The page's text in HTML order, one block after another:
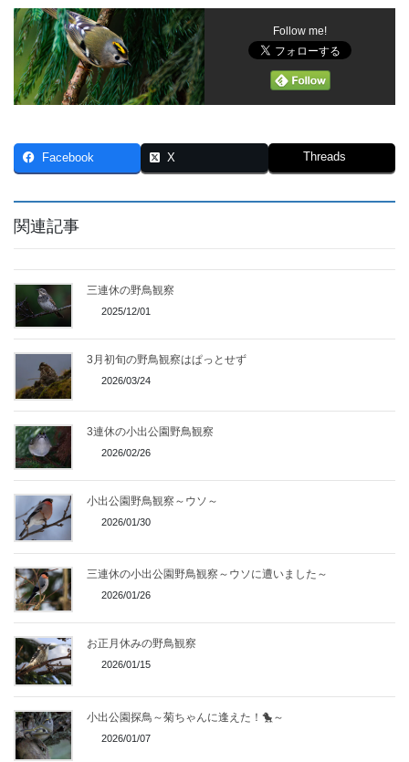
Follow me!
Facebook X Threads
関連記事
三連休の野鳥観察
2025/12/01
3月初旬の野鳥観察はぱっとせず
2026/03/24
3連休の小出公園野鳥観察
2026/02/26
小出公園野鳥観察～ウソ～
2026/01/30
三連休の小出公園野鳥観察～ウソに遭いました～
2026/01/26
お正月休みの野鳥観察
2026/01/15
小出公園探鳥～菊ちゃんに逢えた！🐤～
2026/01/07